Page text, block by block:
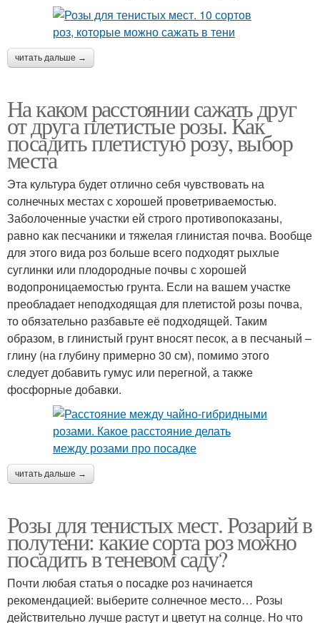
читать дальше →
На каком расстоянии сажать друг
от друга плетистые розы. Как
посадить плетистую розу, выбор
места
Эта культура будет отлично себя чувствовать на
солнечных местах с хорошей проветриваемостью.
Заболоченные участки ей строго противопоказаны,
равно как песчаники и тяжелая глинистая почва. Вообще
для этого вида роз больше всего подходят рыхлые
суглинки или плодородные почвы с хорошей
водопроницаемостью грунта. Если на вашем участке
преобладает неподходящая для плетистой розы почва,
то обязательно разбавьте её подходящей. Таким
образом, в глинистый грунт вносят песок, а в песчаный –
глину (на глубину примерно 30 см), помимо этого
следует добавить гумус или перегной, а также
фосфорные добавки.
читать дальше →
Розы для тенистых мест. Розарий в
полутени: какие сорта роз можно
посадить в теневом саду?
Почти любая статья о посадке роз начинается
рекомендацией: выберите солнечное место… Розы
действительно лучше растут и цветут на солнце. Но что